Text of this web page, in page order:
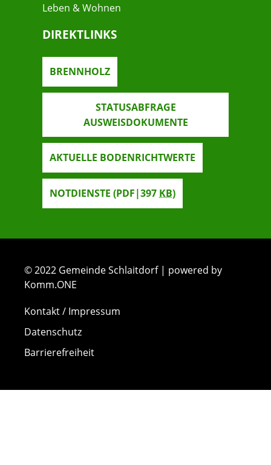
Leben & Wohnen
DIREKTLINKS
BRENNHOLZ
STATUSABFRAGE
AUSWEISDOKUMENTE
AKTUELLE BODENRICHTWERTE
NOTDIENSTE (PDF|397KB)
© 2022 Gemeinde Schlaitdorf | powered by
Komm.ONE
Kontakt / Impressum
Datenschutz
Barrierefreiheit